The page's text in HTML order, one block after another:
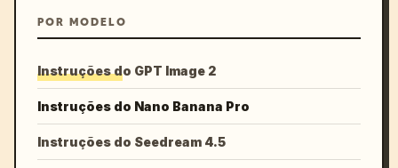
POR MODELO
Instruções do GPT Image 2
Instruções do Nano Banana Pro
Instruções do Seedream 4.5